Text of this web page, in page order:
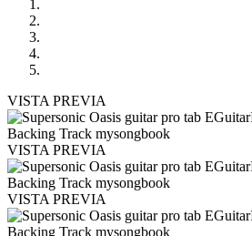
VISTA PREVIA
VISTA PREVIA
VISTA PREVIA